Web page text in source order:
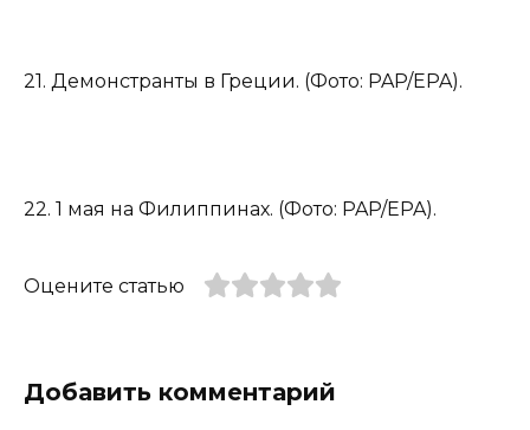
21. Демонстранты в Греции. (Фото: PAP/EPA).
22. 1 мая на Филиппинах. (Фото: PAP/EPA).
Оцените статью
Добавить комментарий